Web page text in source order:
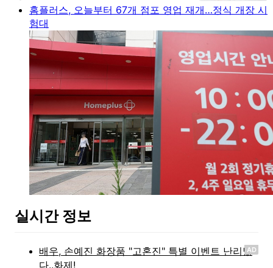
홈플러스, 오늘부터 67개 점포 영업 재개…정식 개장 시
험대
실시간 정보
AD